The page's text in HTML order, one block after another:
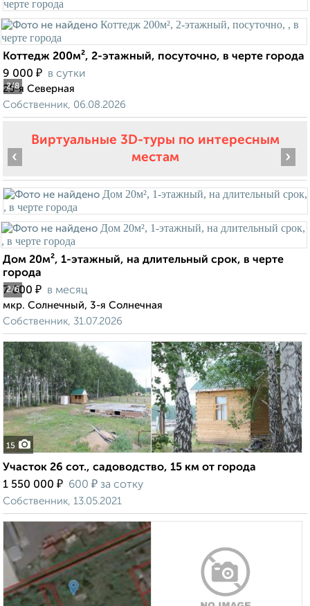
2/8
Коттедж 200м², 2-этажный, посуточно, в черте города
9 000 ₽ в сутки
25-я Северная
Собственник, 06.08.2026
Виртуальные 3D-туры по интересным
местам
2/6
‹ ›
Дом 20м², 1-этажный, на длительный срок, в черте
города
7 000 ₽ в месяц
мкр. Солнечный, 3-я Солнечная
Собственник, 31.07.2026
15
Участок 26 сот., садоводство, 15 км от города
1 550 000 ₽ 600 ₽ за сотку
Собственник, 13.05.2021